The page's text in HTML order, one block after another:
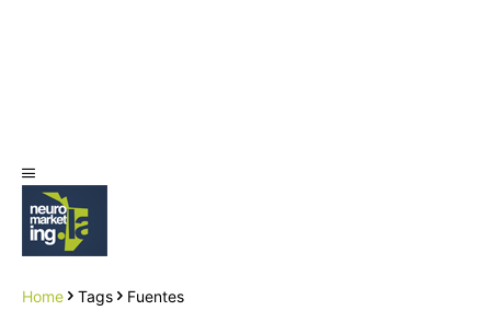
Home Tags Fuentes